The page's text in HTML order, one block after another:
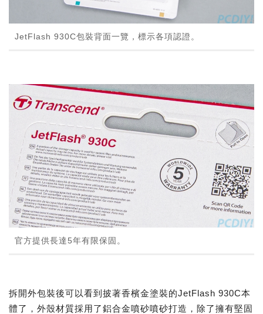
JetFlash 930C包裝背面一覽，標示各項認證。
官方提供長達5年有限保固。
拆開外包裝後可以看到披著香檳金塗裝的JetFlash 930C本
體了，外殼材質採用了鋁合金噴砂噴砂打造，除了擁有堅固